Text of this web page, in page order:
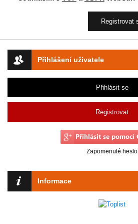
Přihlášení uživatele
Přihlásit se
Registrovat
Zapomenuté heslo
Informace